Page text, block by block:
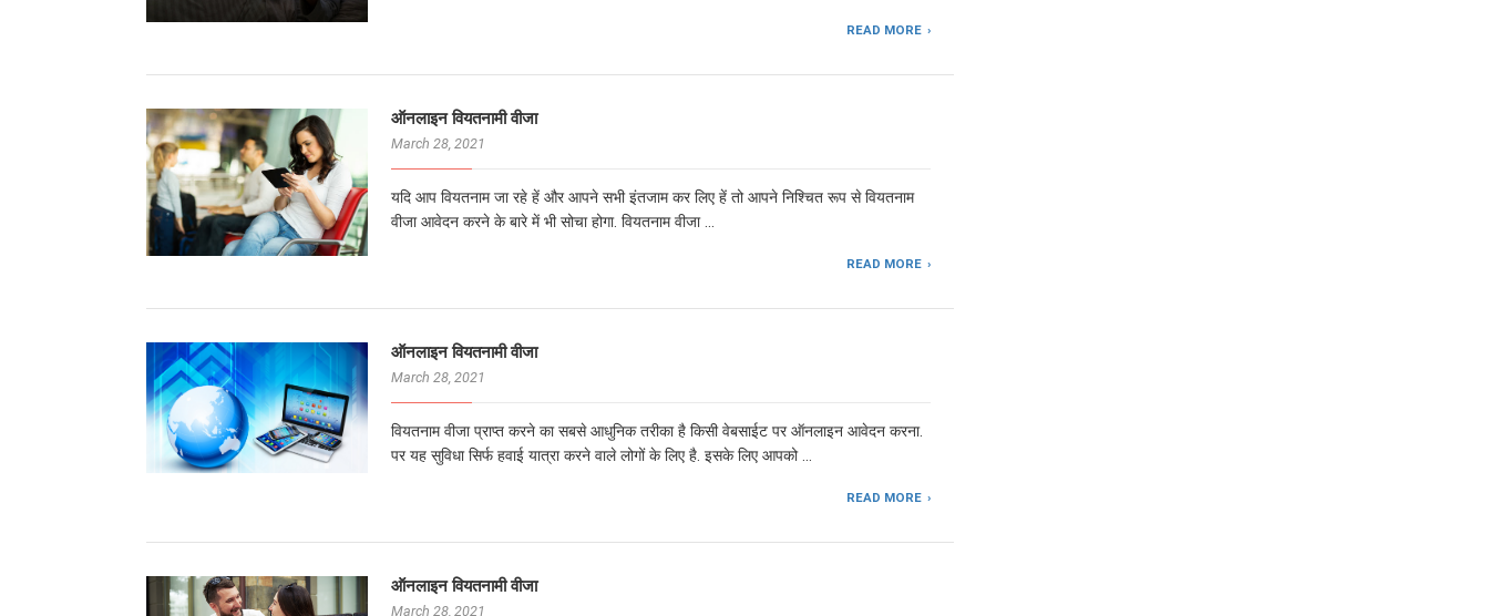
READ MORE
ऑनलाइन वियतनामी वीजा
March 28, 2021
यदि आप वियतनाम जा रहे हें और आपने सभी इंतजाम कर लिए हें तो आपने निश्चित रूप से वियतनाम
वीजा आवेदन करने के बारे में भी सोचा होगा. वियतनाम वीजा …
READ MORE
ऑनलाइन वियतनामी वीजा
March 28, 2021
वियतनाम वीजा प्राप्त करने का सबसे आधुनिक तरीका है किसी वेबसाईट पर ऑनलाइन आवेदन करना.
पर यह सुविधा सिर्फ हवाई यात्रा करने वाले लोगों के लिए है. इसके लिए आपको …
READ MORE
ऑनलाइन वियतनामी वीजा
March 28, 2021